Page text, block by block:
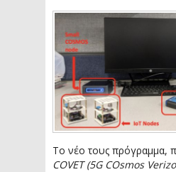
Το νέο τους πρόγραμμα,
COVET (5G COsmos